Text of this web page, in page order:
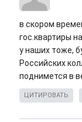
в скором
гос.квартиры
у наших тоже,
Российских
поднимется в
ЦИТИРОВАТЬ